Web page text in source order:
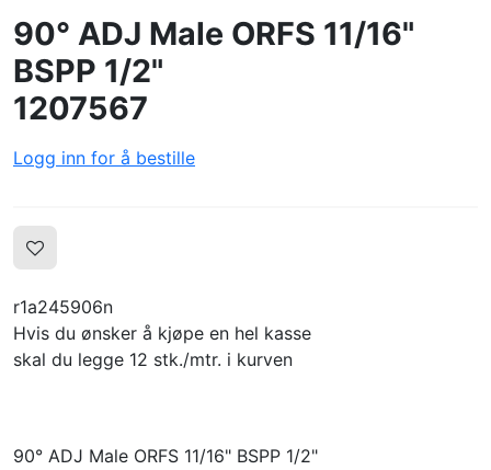
90° ADJ Male ORFS 11/16"
BSPP 1/2"
1207567
Logg inn for å bestille
r1a245906n
Hvis du ønsker å kjøpe en hel kasse
skal du legge 12 stk./mtr. i kurven
90° ADJ Male ORFS 11/16" BSPP 1/2"